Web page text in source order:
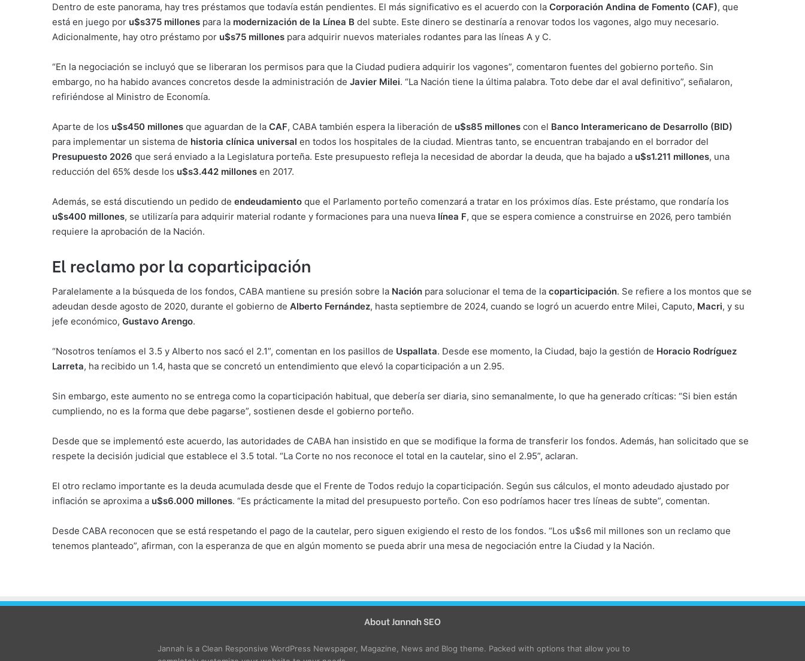
Dentro de este panorama, hay tres préstamos que todavía están pendientes. El más significativo es el acuerdo con la Corporación Andina de Fomento (CAF), que
está en juego por u$s375 millones para la modernización de la Línea B del subte. Este dinero se destinaría a renovar todos los vagones, algo muy necesario.
Adicionalmente, hay otro préstamo por u$s75 millones para adquirir nuevos materiales rodantes para las líneas A y C.
“En la negociación se incluyó que se liberaran los permisos para que la Ciudad pudiera adquirir los vagones”, comentaron fuentes del gobierno porteño. Sin
embargo, no ha habido avances concretos desde la administración de Javier Milei. “La Nación tiene la última palabra. Toto debe dar el aval definitivo”, señalaron,
refiriéndose al Ministro de Economía.
Aparte de los u$s450 millones que aguardan de la CAF, CABA también espera la liberación de u$s85 millones con el Banco Interamericano de Desarrollo (BID)
para implementar un sistema de historia clínica universal en todos los hospitales de la ciudad. Mientras tanto, se encuentran trabajando en el borrador del
Presupuesto 2026 que será enviado a la Legislatura porteña. Este presupuesto refleja la necesidad de abordar la deuda, que ha bajado a u$s1.211 millones, una
reducción del 65% desde los u$s3.442 millones en 2017.
Además, se está discutiendo un pedido de endeudamiento que el Parlamento porteño comenzará a tratar en los próximos días. Este préstamo, que rondaría los
u$s400 millones, se utilizaría para adquirir material rodante y formaciones para una nueva línea F, que se espera comience a construirse en 2026, pero también
requiere la aprobación de la Nación.
El reclamo por la coparticipación
Paralelamente a la búsqueda de los fondos, CABA mantiene su presión sobre la Nación para solucionar el tema de la coparticipación. Se refiere a los montos que se
adeudan desde agosto de 2020, durante el gobierno de Alberto Fernández, hasta septiembre de 2024, cuando se logró un acuerdo entre Milei, Caputo, Macri, y su
jefe económico, Gustavo Arengo.
“Nosotros teníamos el 3.5 y Alberto nos sacó el 2.1”, comentan en los pasillos de Uspallata. Desde ese momento, la Ciudad, bajo la gestión de Horacio Rodríguez
Larreta, ha recibido un 1.4, hasta que se concretó un entendimiento que elevó la coparticipación a un 2.95.
Sin embargo, este aumento no se entrega como la coparticipación habitual, que debería ser diaria, sino semanalmente, lo que ha generado críticas: “Si bien están
cumpliendo, no es la forma que debe pagarse”, sostienen desde el gobierno porteño.
Desde que se implementó este acuerdo, las autoridades de CABA han insistido en que se modifique la forma de transferir los fondos. Además, han solicitado que se
respete la decisión judicial que establece el 3.5 total. “La Corte no nos reconoce el total en la cautelar, sino el 2.95”, aclaran.
El otro reclamo importante es la deuda acumulada desde que el Frente de Todos redujo la coparticipación. Según sus cálculos, el monto adeudado ajustado por
inflación se aproxima a u$s6.000 millones. “Es prácticamente la mitad del presupuesto porteño. Con eso podríamos hacer tres líneas de subte”, comentan.
Desde CABA reconocen que se está respetando el pago de la cautelar, pero siguen exigiendo el resto de los fondos. “Los u$s6 mil millones son un reclamo que
tenemos planteado”, afirman, con la esperanza de que en algún momento se pueda abrir una mesa de negociación entre la Ciudad y la Nación.
About Jannah SEO
Jannah is a Clean Responsive WordPress Newspaper, Magazine, News and Blog theme. Packed with options that allow you to